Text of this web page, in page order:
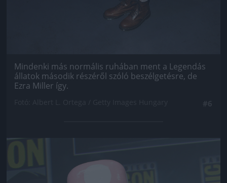
Mindenki más normális ruhában ment a Legendás
állatok második részéről szóló beszélgetésre, de
Ezra Miller így.